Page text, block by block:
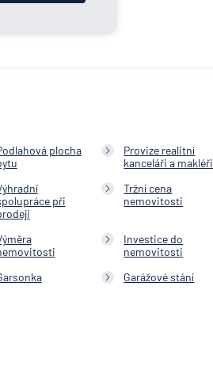
plocha
Provize realitní
kanceláři a makléři
při
Tržní cena
nemovitosti
Investice do
nemovitosti
Garážové stání